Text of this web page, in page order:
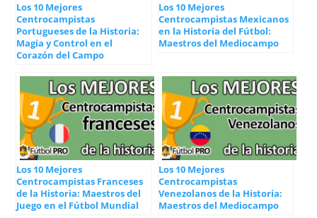
Los 10 Mejores
Centrocampistas
Portugueses de la Historia:
Magia y Control en el
Corazón del Campo
Los 10 Mejores
Centrocampistas Mexicanos
en la Historia del Fútbol:
Maestros del Mediocampo
Los 10 Mejores
Centrocampistas Franceses
de la Historia: Maestros del
Juego en el Fútbol Mundial
Los 10 Mejores
Centrocampistas
Venezolanos de la Historia:
Maestros del Mediocampo